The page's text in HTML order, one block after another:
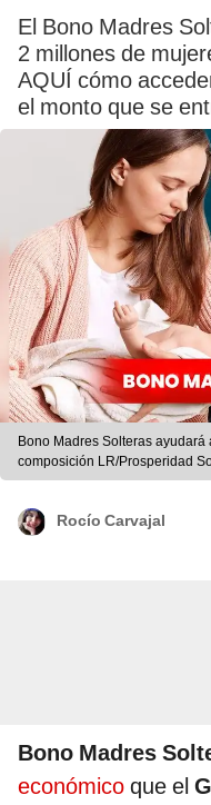
El Bono Madres
2 millones de
AQUÍ cómo
el monto que se
Bono Madres Solteras
composición LR/Prosperidad
Rocío Carvajal
Bono Madres
económico que el